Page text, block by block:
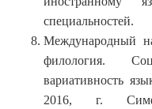
специальностей.
Международный
филология.
вариативность
2016, г.